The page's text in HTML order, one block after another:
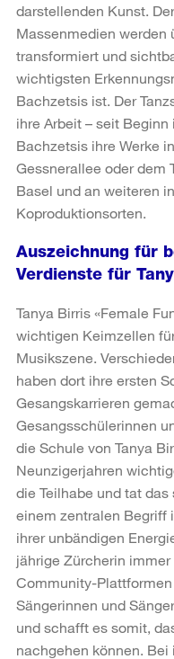
darstellenden Kunst.
Massenmedien werden
transformiert und
wichtigsten
Bachzetsis ist. Der
ihre Arbeit – seit
Bachzetsis ihre Werke
Gessnerallee oder dem
Basel und an weiteren
Koproduktionsorten.
Auszeichnung für
Verdienste für
Tanya Birris «Female
wichtigen Keimzellen
Musikszene.
haben dort ihre ersten
Gesangskarrieren
Gesangsschülerinnen
die Schule von Tanya
Neunzigerjahren
die Teilhabe und tat
einem zentralen Begriff
ihrer unbändigen
jährige Zürcherin
Community-
Sängerinnen und
und schafft es somit,
nachgehen können.